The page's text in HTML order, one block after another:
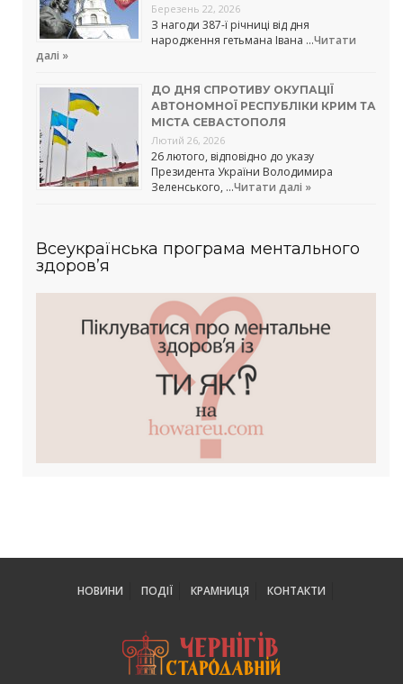
Березень 22, 2026
З нагоди 387-ї річниці від дня
народження гетьмана Івана …Читати
далі »
ДО ДНЯ СПРОТИВУ ОКУПАЦІЇ
АВТОНОМНОЇ РЕСПУБЛІКИ КРИМ ТА
МІСТА СЕВАСТОПОЛЯ
Лютий 26, 2026
26 лютого, відповідно до указу
Президента України Володимира
Зеленського, …Читати далі »
Всеукраїнська програма ментального
здоров’я
НОВИНИ ПОДІЇ КРАМНИЦЯ КОНТАКТИ